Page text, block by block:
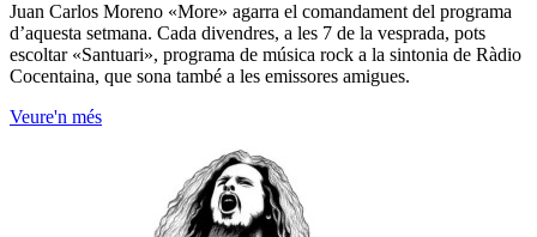
Juan Carlos Moreno «More» agarra el comandament del programa
d’aquesta setmana. Cada divendres, a les 7 de la vesprada, pots
escoltar «Santuari», programa de música rock a la sintonia de Ràdio
Cocentaina, que sona també a les emissores amigues.
Veure'n més